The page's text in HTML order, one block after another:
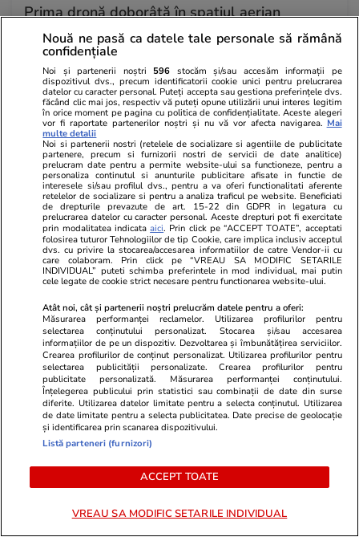
Prima dronă doborâtă în spațiul aerian
românesc de un pilot român de F-16. Resturile
rachetei de interceptare și ale dronei au fost
găsite
Auto 21:20
Un tânăr a cumpărat cu doar o liră un Volvo
V70, abandonat timp de cinci ani. Cât a investit
pentru reparații | VIDEO
Vacanțe și Cultură 21:17
De ce ni se face rău în avion? Ce se întâmplă în
medicale
Citește mai multe
TRENDING
Procurorii DNA ar fi găsit 500.000 de euro
Mecanice Plopeni, precum și două ceasuri
Nouă ne pasă ca datele tale personale să rămână
confidențiale
Noi și partenerii noștri 596 stocăm și/sau accesăm informații pe
dispozitivul dvs., precum identificatorii cookie unici pentru prelucrarea
datelor cu caracter personal. Puteți accepta sau gestiona preferințele dvs.
făcând clic mai jos, respectiv vă puteți opune utilizării unui interes legitim
în orice moment pe pagina cu politica de confidențialitate. Aceste alegeri
vor fi raportate partenerilor noștri și nu vă vor afecta navigarea. Mai
multe detalii
Noi si partenerii nostri (retelele de socializare si agentiile de publicitate
partenere, precum si furnizorii nostri de servicii de date analitice)
prelucram date pentru a permite website-ului sa functioneze, pentru a
personaliza continutul si anunturile publicitare afisate in functie de
interesele si/sau profilul dvs., pentru a va oferi functionalitati aferente
retelelor de socializare si pentru a analiza traficul pe website. Beneficiati
de drepturile prevazute de art. 15-22 din GDPR in legatura cu
prelucrarea datelor cu caracter personal. Aceste drepturi pot fi exercitate
prin modalitatea indicataaici. Prin click pe “ACCEPT TOATE”, acceptati
folosirea tuturor Tehnologiilor de tip Cookie, care implica inclusiv acceptul
dvs. cu privire la stocarea/accesarea informatiilor de catre Vendor-ii cu
care colaboram. Prin click pe “VREAU SA MODIFIC SETARILE
INDIVIDUAL” puteti schimba preferintele in mod individual, mai putin
cele legate de cookie strict necesare pentru functionarea website-ului.
Atât noi, cât și partenerii noștri prelucrăm datele pentru a oferi:
Măsurarea performanței reclamelor. Utilizarea profilurilor pentru
selectarea conținutului personalizat. Stocarea și/sau accesarea
informațiilor de pe un dispozitiv. Dezvoltarea și îmbunătățirea serviciilor.
Crearea profilurilor de conținut personalizat. Utilizarea profilurilor pentru
selectarea publicității personalizate. Crearea profilurilor pentru
publicitate personalizată. Măsurarea performanței conținutului.
Înțelegerea publicului prin statistici sau combinații de date din surse
diferite. Utilizarea datelor limitate pentru a selecta conținutul. Utilizarea
de date limitate pentru a selecta publicitatea. Date precise de geolocație
și identificarea prin scanarea dispozitivului.
Listă parteneri (furnizori)
ACCEPT TOATE
VREAU SA MODIFIC SETARILE INDIVIDUAL